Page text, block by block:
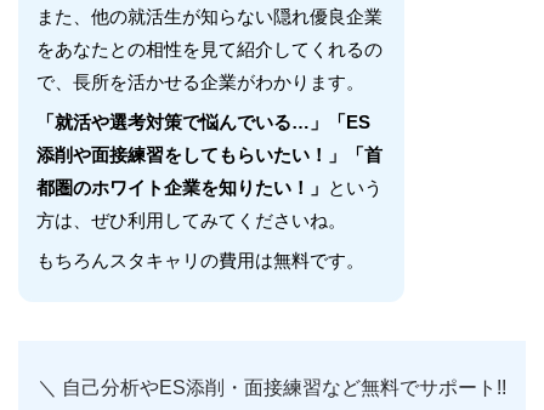
また、他の就活生が知らない隠れ優良企業
をあなたとの相性を見て紹介してくれるの
で、長所を活かせる企業がわかります。
「就活や選考対策で悩んでいる…」「ES
添削や面接練習をしてもらいたい！」「首
都圏のホワイト企業を知りたい！」 という
方は、ぜひ利用してみてくださいね。
もちろんスタキャリの費用は無料です。
＼ 自己分析やES添削・面接練習など無料でサポート!!